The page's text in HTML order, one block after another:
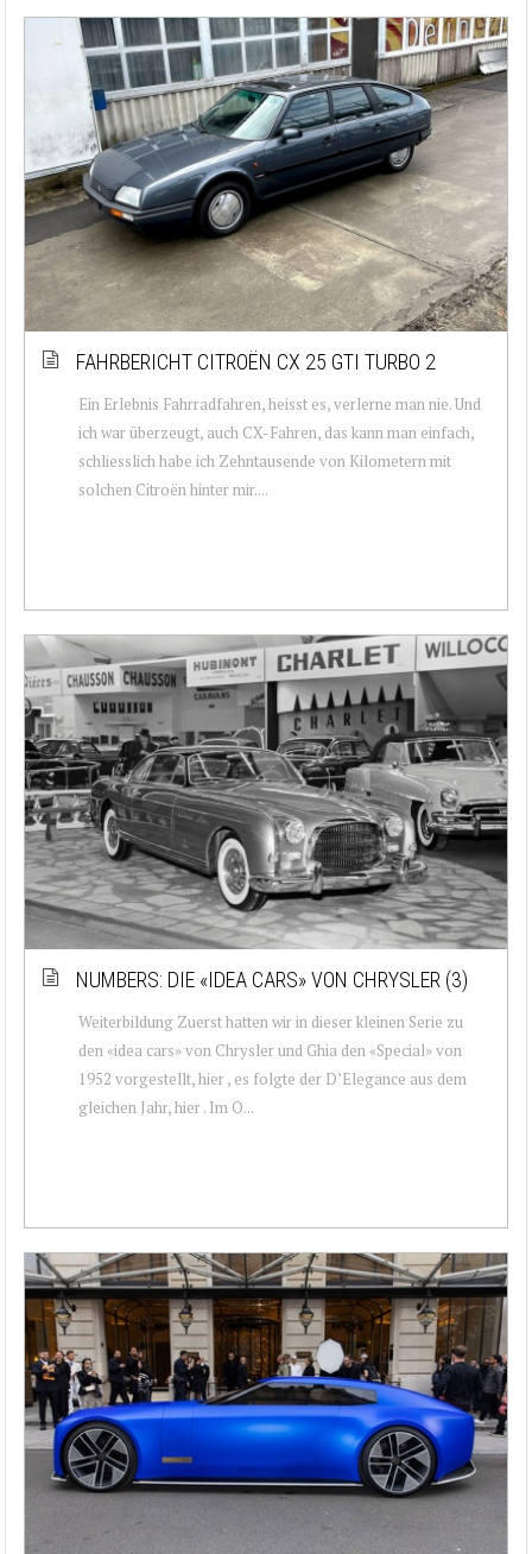
FAHRBERICHT CITROËN CX 25 GTI TURBO 2
Ein Erlebnis Fahrradfahren, heisst es, verlerne man nie. Und
ich war überzeugt, auch CX-Fahren, das kann man einfach,
schliesslich habe ich Zehntausende von Kilometern mit
solchen Citroën hinter mir....
NUMBERS: DIE «IDEA CARS» VON CHRYSLER (3)
Weiterbildung Zuerst hatten wir in dieser kleinen Serie zu
den «idea cars» von Chrysler und Ghia den «Special» von
1952 vorgestellt, hier , es folgte der D’Elegance aus dem
gleichen Jahr, hier . Im O...